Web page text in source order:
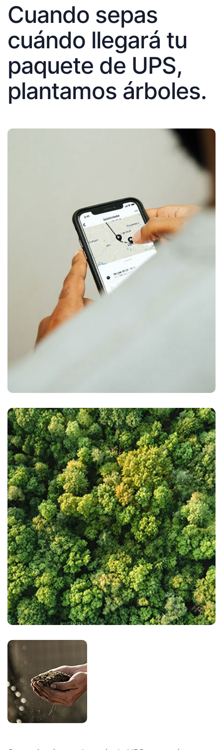
Cuando sepas
cuándo llegará tu
paquete de UPS,
plantamos árboles.